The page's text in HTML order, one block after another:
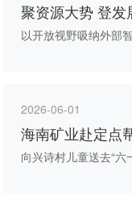
聚资源大势 登
划研讨会
以开放视野吸纳外部
2026-06-01
海南矿业赴定点
动
向兴诗村儿童送去“